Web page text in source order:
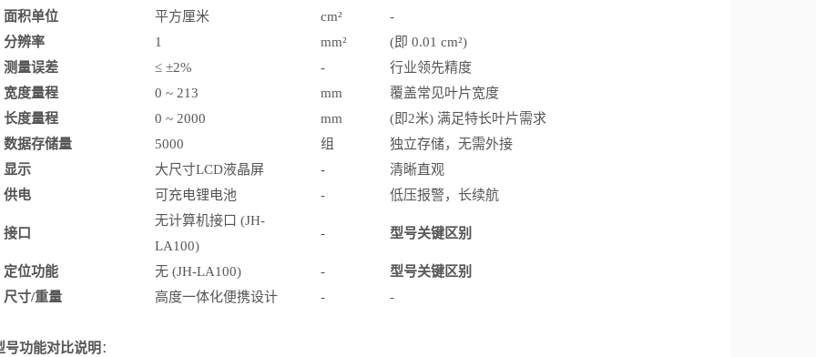
面积单位 平方厘米 cm²
-
分辨率
1 mm²
(即 0.01 cm²)
测量误差
≤ ±2% -
行业领先精度
宽度量程
0 ~ 213 mm
覆盖常见叶片宽度
长度量程
0 ~ 2000 mm
(即2米) 满足特长叶片需求
数据存储量
5000 组
独立存储，无需外接
显示
大尺寸LCD液晶屏 -
清晰直观
供电
可充电锂电池 - 低压报警，长续航
接口
无计算机接口 (JH-
LA100)
- 型号关键区别
定位功能 无 (JH-LA100) -
型号关键区别
尺寸/重量 高度一体化便携设计 - -
号功能对比说明 ：